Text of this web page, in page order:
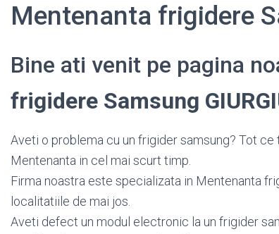
Mentenanta frigidere
Bine ati venit pe pagina
frigidere Samsung
Aveti o problema cu un frigider samsung? Tot
Mentenanta in cel mai scurt timp.
Firma noastra este specializata in Mentenanta
localitatiile de mai jos.
Aveti defect un modul electronic la un frigider